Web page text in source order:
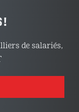
!
de salariés,